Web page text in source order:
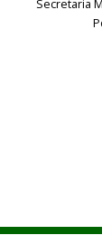
Secretaria